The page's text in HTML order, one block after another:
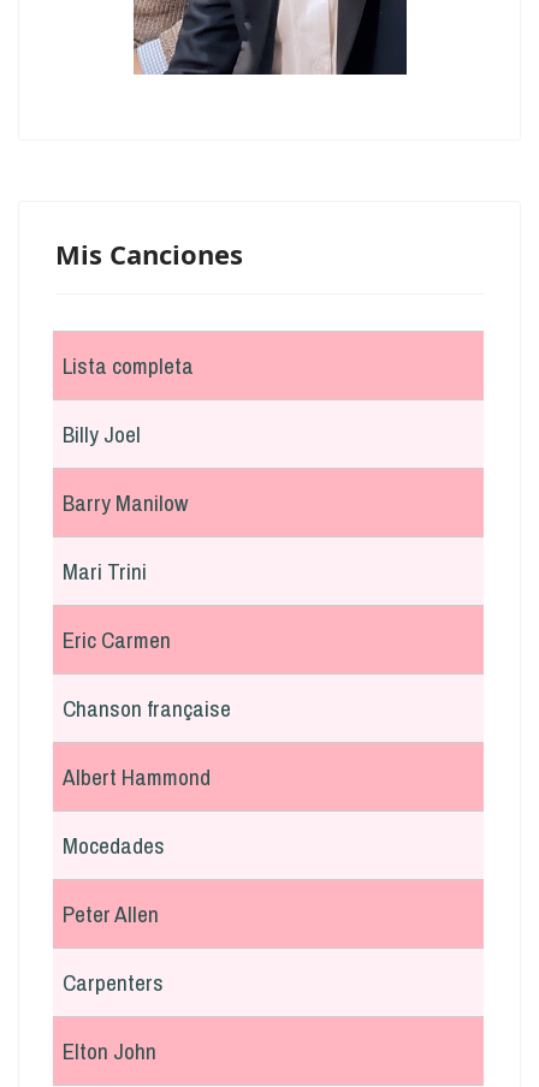
Mis Canciones
Lista completa
Billy Joel
Barry Manilow
Mari Trini
Eric Carmen
Chanson française
Albert Hammond
Mocedades
Peter Allen
Carpenters
Elton John